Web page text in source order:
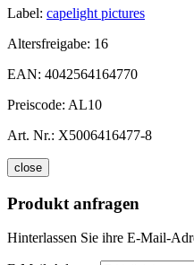
Label: capelight pictures
Altersfreigabe: 16
EAN: 4042564164770
Preiscode: AL10
Art. Nr.: X5006416477-8
close
Produkt anfragen
Hinterlassen Sie ihre E-Mail-